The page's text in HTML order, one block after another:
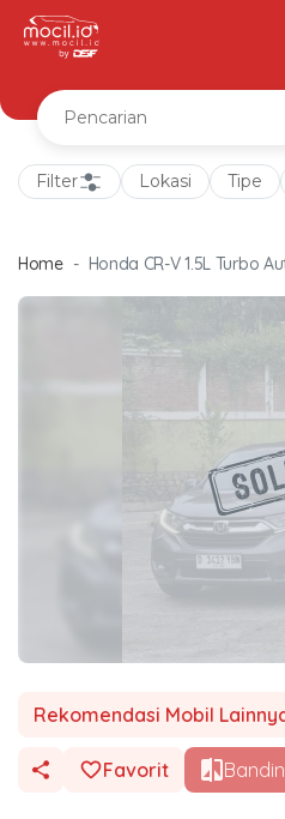
Filter Lokasi Tipe
Home Honda CR-V 1.5L Turbo
Rekomendasi Mobil
Favorit